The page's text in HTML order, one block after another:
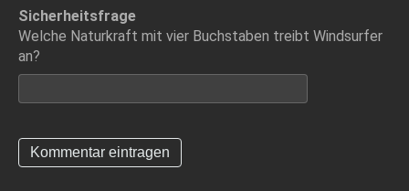
Sicherheitsfrage
Welche Naturkraft mit vier Buchstaben treibt Windsurfer
an?